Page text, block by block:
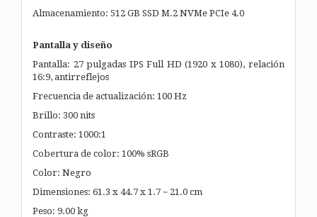
Almacenamiento: 512 GB SSD M.2 NVMe PCIe 4.0
Pantalla y diseño
Pantalla: 27 pulgadas IPS Full HD (1920 x 1080), relación
16:9, antirreflejos
Frecuencia de actualización: 100 Hz
Brillo: 300 nits
Contraste: 1000:1
Cobertura de color: 100% sRGB
Color: Negro
Dimensiones: 61.3 x 44.7 x 1.7 ~ 21.0 cm
Peso: 9.00 kg